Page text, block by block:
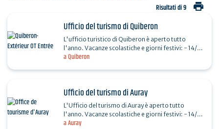
Risultati di 9 print
a Quiberon
Ufficio del turismo di Quiberon
L'ufficio turistico di Quiberon è aperto tutto
l'anno. Vacanze scolastiche e giorni festivi: - 14/07
e 15/08: 9:30-13:00 / 14:00-18:00 - Chiuso il 1/11,
a Auray
Ufficio del turismo di Auray
L'Ufficio del turismo di Auray è aperto tutto
l'anno. Vacanze scolastiche e giorni festivi: - 14/07
e 15/08: 9:30-13:00 / 14:00-18:00 - Chiuso il 1/11,